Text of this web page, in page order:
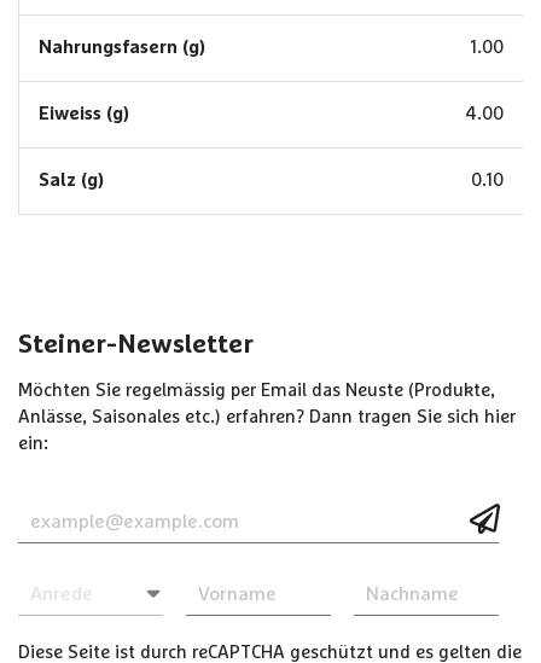
Nahrungsfasern (g) 1.00
Eiweiss (g) 4.00
Salz (g) 0.10
Steiner-Newsletter
Möchten Sie regelmässig per Email das Neuste (Produkte,
Anlässe, Saisonales etc.) erfahren? Dann tragen Sie sich hier
ein:
Diese Seite ist durch reCAPTCHA geschützt und es gelten die